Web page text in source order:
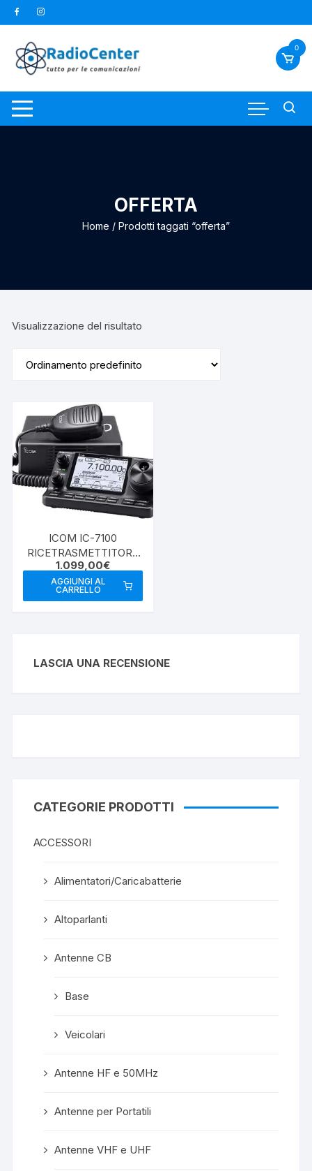
al
contenuto
0
OFFERTA
Home / Prodotti taggati “offerta”
Visualizzazione del risultato
ICOM IC-7100
RICETRASMETTITORE
DIGITALE ALL MODE
HF/VHF/UHF
1.099,00€
AGGIUNGI AL
CARRELLO
LASCIA UNA RECENSIONE
CATEGORIE PRODOTTI
ACCESSORI
Alimentatori/Caricabatterie
Altoparlanti
Antenne CB
Base
Veicolari
Antenne HF e 50MHz
Antenne per Portatili
Antenne VHF e UHF